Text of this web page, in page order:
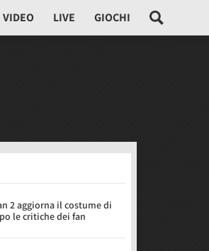
VIDEO LIVE GIOCHI
2 aggiorna il costume di
le critiche dei fan